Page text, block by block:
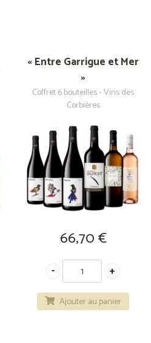
« Entre Garrigue et Mer
»
Coffret 6 bouteilles - Vins des
Corbières
66,70€
Ajouter au panier